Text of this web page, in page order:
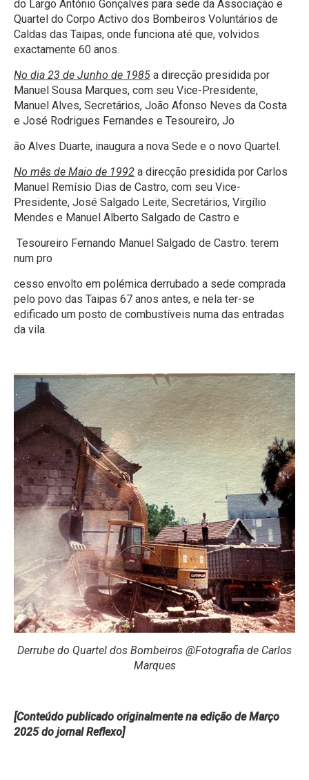
do Largo António Gonçalves para sede da Associação e
Quartel do Corpo Activo dos Bombeiros Voluntários de
Caldas das Taipas, onde funciona até que, volvidos
exactamente 60 anos.
No dia 23 de Junho de 1985 a direcção presidida por
Manuel Sousa Marques, com seu Vice-Presidente,
Manuel Alves, Secretários, João Afonso Neves da Costa
e José Rodrigues Fernandes e Tesoureiro, Jo
ão Alves Duarte, inaugura a nova Sede e o novo Quartel.
No mês de Maio de 1992 a direcção presidida por Carlos
Manuel Remísio Dias de Castro, com seu Vice-
Presidente, José Salgado Leite, Secretários, Virgílio
Mendes e Manuel Alberto Salgado de Castro e
Tesoureiro Fernando Manuel Salgado de Castro. terem
num pro
cesso envolto em polémica derrubado a sede comprada
pelo povo das Taipas 67 anos antes, e nela ter-se
edificado um posto de combustíveis numa das entradas
da vila.
Derrube do Quartel dos Bombeiros @Fotografia de Carlos
Marques
[Conteúdo publicado originalmente na edição de Março
2025 do jornal Reflexo]